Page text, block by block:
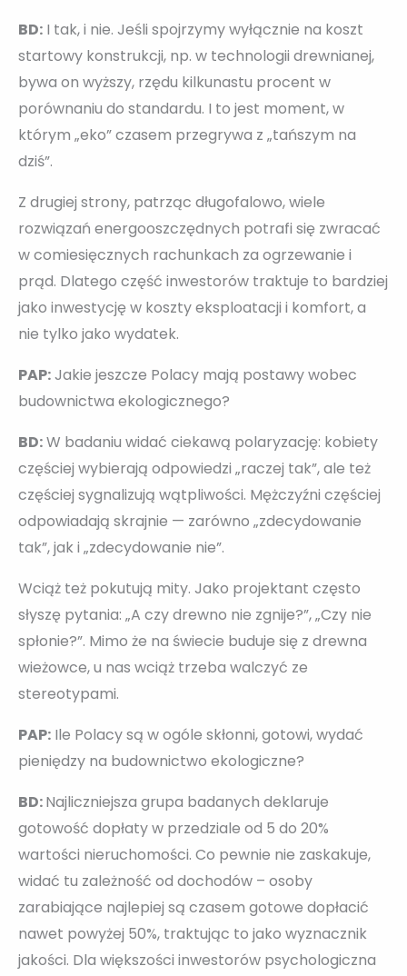
BD: I tak, i nie. Jeśli spojrzymy wyłącznie na koszt
startowy konstrukcji, np. w technologii drewnianej,
bywa on wyższy, rzędu kilkunastu procent w
porównaniu do standardu. I to jest moment, w
którym „eko” czasem przegrywa z „tańszym na
dziś”.
Z drugiej strony, patrząc długofalowo, wiele
rozwiązań energooszczędnych potrafi się zwracać
w comiesięcznych rachunkach za ogrzewanie i
prąd. Dlatego część inwestorów traktuje to bardziej
jako inwestycję w koszty eksploatacji i komfort, a
nie tylko jako wydatek.
PAP:Jakie jeszcze Polacy mają postawy wobec
budownictwa ekologicznego?
BD:W badaniu widać ciekawą polaryzację: kobiety
częściej wybierają odpowiedzi „raczej tak”, ale też
częściej sygnalizują wątpliwości. Mężczyźni częściej
odpowiadają skrajnie — zarówno „zdecydowanie
tak”, jak i „zdecydowanie nie”.
Wciąż też pokutują mity. Jako projektant często
słyszę pytania: „A czy drewno nie zgnije?”, „Czy nie
spłonie?”. Mimo że na świecie buduje się z drewna
wieżowce, u nas wciąż trzeba walczyć ze
stereotypami.
PAP: Ile Polacy są w ogóle skłonni, gotowi, wydać
pieniędzy na budownictwo ekologiczne?
BD:Najliczniejsza grupa badanych deklaruje
gotowość dopłaty w przedziale od 5 do 20%
wartości nieruchomości. Co pewnie nie zaskakuje,
widać tu zależność od dochodów – osoby
zarabiające najlepiej są czasem gotowe dopłacić
nawet powyżej 50%, traktując to jako wyznacznik
jakości. Dla większości inwestorów psychologiczna